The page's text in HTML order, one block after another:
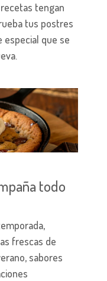
tengan
tus postres
especial que se
todo
frescas de
sabores